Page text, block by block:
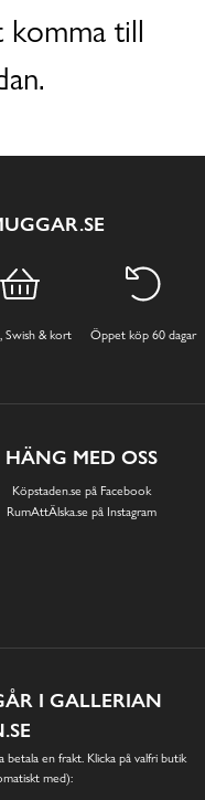
till
Swish & kort Öppet köp 60 dagar
HÄNG MED OSS
Köpstaden.se på Facebook
RumAttÄlska.se på Instagram
I GALLERIAN
betala en frakt. Klicka på valfri butik
med):